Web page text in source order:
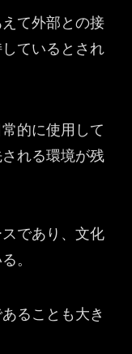
て外部との接
ているとされ
的に使用して
れる環境が残
であり、文化
。
ることも大き